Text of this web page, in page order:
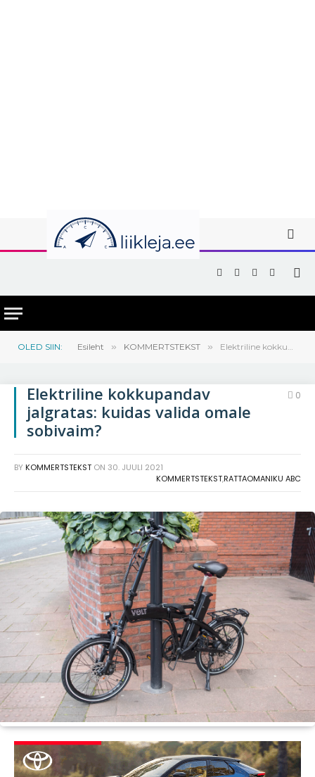
Facebook
X
(Twitter)
Instagram
YouTube
OLED SIIN: Esileht » KOMMERTSTEKST » Elektriline kokkupandav jalgratas: kuidas valida omale sobivaim?
Elektriline kokkupandav
jalgratas: kuidas valida omale
sobivaim?
0
BY KOMMERTSTEKST ON 30. JUULI 2021
KOMMERTSTEKST,RATTAOMANIKU ABC